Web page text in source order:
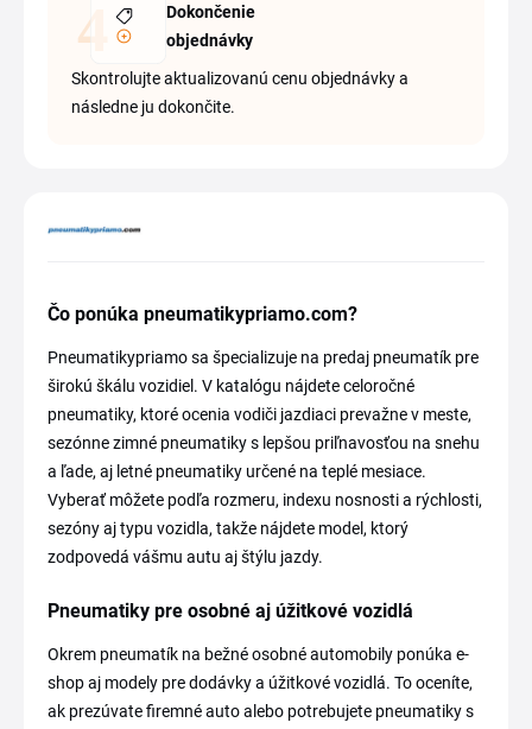
Dokončenie
objednávky
Skontrolujte aktualizovanú cenu objednávky a
následne ju dokončite.
Čo ponúka pneumatikypriamo.com?
Pneumatikypriamo sa špecializuje na predaj pneumatík pre
širokú škálu vozidiel. V katalógu nájdete celoročné
pneumatiky, ktoré ocenia vodiči jazdiaci prevažne v meste,
sezónne zimné pneumatiky s lepšou priľnavosťou na snehu
a ľade, aj letné pneumatiky určené na teplé mesiace.
Vyberať môžete podľa rozmeru, indexu nosnosti a rýchlosti,
sezóny aj typu vozidla, takže nájdete model, ktorý
zodpovedá vášmu autu aj štýlu jazdy.
Pneumatiky pre osobné aj úžitkové vozidlá
Okrem pneumatík na bežné osobné automobily ponúka e-
shop aj modely pre dodávky a úžitkové vozidlá. To oceníte,
ak prezúvate firemné auto alebo potrebujete pneumatiky s